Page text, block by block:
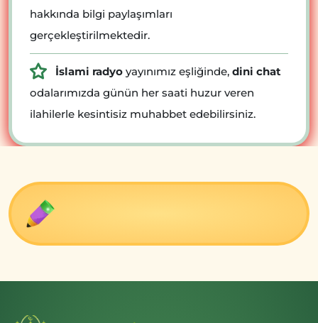
hakkında bilgi paylaşımları
gerçekleştirilmektedir.
İslami radyo yayınımız eşliğinde, dini chat
odalarımızda günün her saati huzur veren
ilahilerle kesintisiz muhabbet edebilirsiniz.